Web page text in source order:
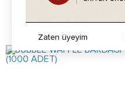
Zaten üyeyim